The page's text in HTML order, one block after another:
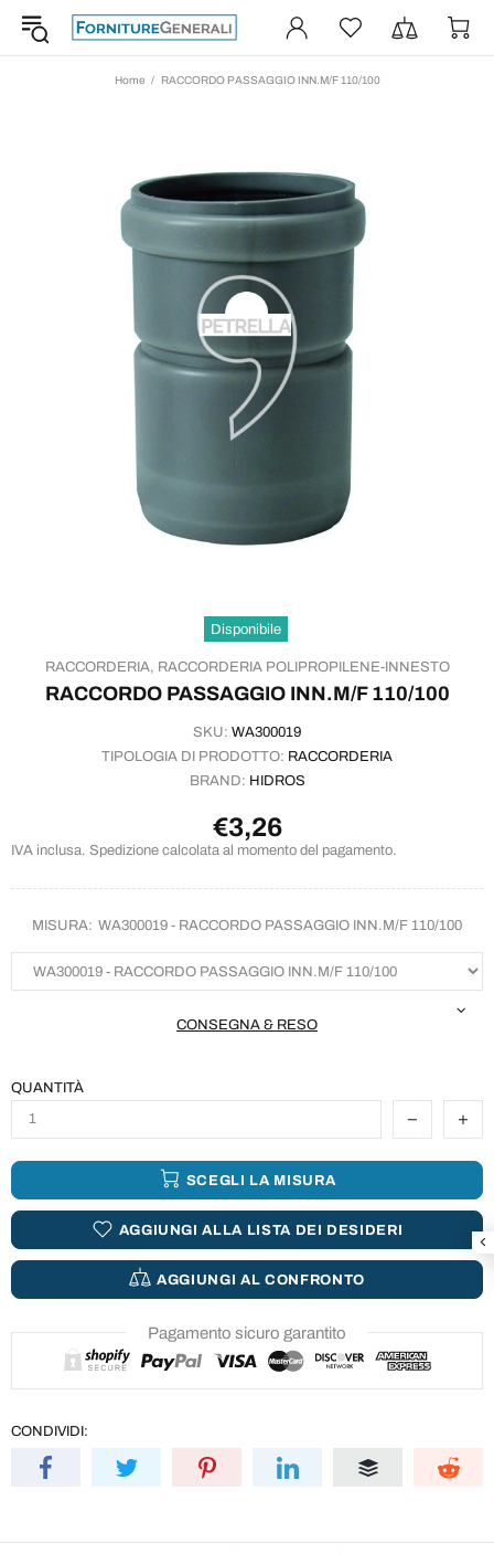
Home RACCORDO PASSAGGIO INN.M/F 110/100
Disponibile
RACCORDERIA, RACCORDERIA POLIPROPILENE-INNESTO
RACCORDO PASSAGGIO INN.M/F 110/100
SKU: WA300019
TIPOLOGIA DI PRODOTTO: RACCORDERIA
BRAND: HIDROS
€3,26
IVA inclusa. Spedizione calcolata al momento del pagamento.
MISURA: WA300019 - RACCORDO PASSAGGIO INN.M/F 110/100
CONSEGNA & RESO
QUANTITÀ
SCEGLI LA MISURA
AGGIUNGI ALLA LISTA DEI DESIDERI
AGGIUNGI AL CONFRONTO
Pagamento sicuro garantito
CONDIVIDI: